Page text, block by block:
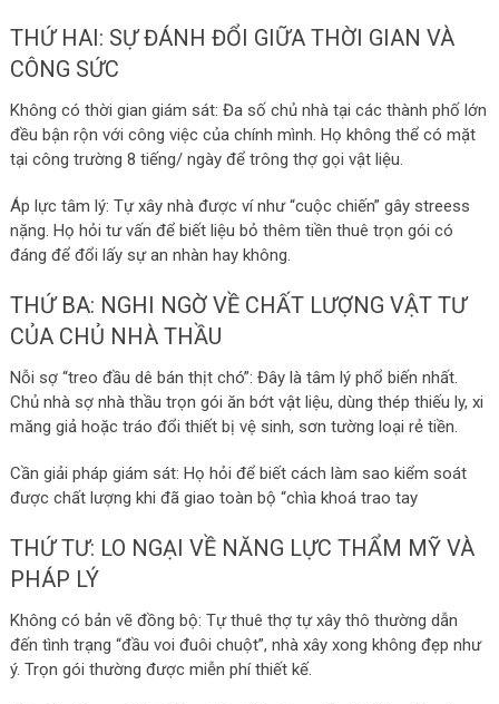
THỨ HAI: SỰ ĐÁNH ĐỔI GIỮA THỜI GIAN VÀ
CÔNG SỨC
Không có thời gian giám sát: Đa số chủ nhà tại các thành phố lớn
đều bận rộn với công việc của chính mình. Họ không thể có mặt
tại công trường 8 tiếng/ ngày để trông thợ gọi vật liệu.
Áp lực tâm lý: Tự xây nhà được ví như “cuộc chiến” gây streess
nặng. Họ hỏi tư vấn để biết liệu bỏ thêm tiền thuê trọn gói có
đáng để đổi lấy sự an nhàn hay không.
THỨ BA: NGHI NGỜ VỀ CHẤT LƯỢNG VẬT TƯ
CỦA CHỦ NHÀ THẦU
Nỗi sợ “treo đầu dê bán thịt chó”: Đây là tâm lý phổ biến nhất.
Chủ nhà sợ nhà thầu trọn gói ăn bớt vật liệu, dùng thép thiếu ly, xi
măng giả hoặc tráo đổi thiết bị vệ sinh, sơn tường loại rẻ tiền.
Cần giải pháp giám sát: Họ hỏi để biết cách làm sao kiểm soát
được chất lượng khi đã giao toàn bộ “chìa khoá trao tay
THỨ TƯ: LO NGẠI VỀ NĂNG LỰC THẨM MỸ VÀ
PHÁP LÝ
Không có bản vẽ đồng bộ: Tự thuê thợ tự xây thô thường dẫn
đến tình trạng “đầu voi đuôi chuột”, nhà xây xong không đẹp như
ý. Trọn gói thường được miễn phí thiết kế.